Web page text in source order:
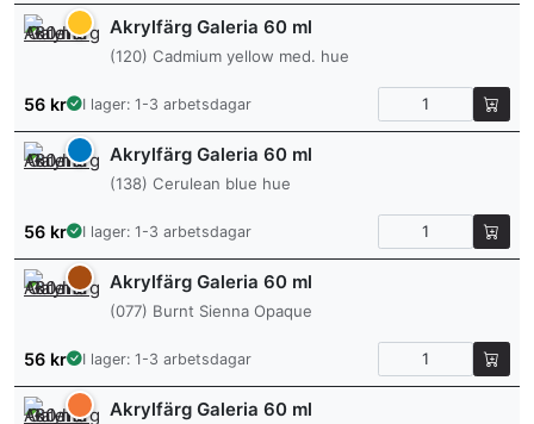
Akrylfärg Galeria 60 ml
(120) Cadmium yellow med. hue
56 kr I lager: 1-3 arbetsdagar
Akrylfärg Galeria 60 ml
(138) Cerulean blue hue
56 kr I lager: 1-3 arbetsdagar
Akrylfärg Galeria 60 ml
(077) Burnt Sienna Opaque
56 kr I lager: 1-3 arbetsdagar
Akrylfärg Galeria 60 ml